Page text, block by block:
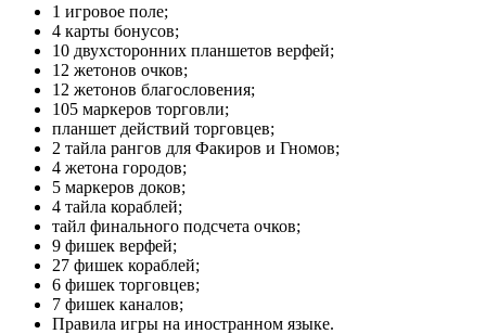
1 игровое поле;
4 карты бонусов;
10 двухсторонних планшетов верфей;
12 жетонов очков;
12 жетонов благословения;
105 маркеров торговли;
планшет действий торговцев;
2 тайла рангов для Факиров и Гномов;
4 жетона городов;
5 маркеров доков;
4 тайла кораблей;
тайл финального подсчета очков;
9 фишек верфей;
27 фишек кораблей;
6 фишек торговцев;
7 фишек каналов;
Правила игры на иностранном языке.